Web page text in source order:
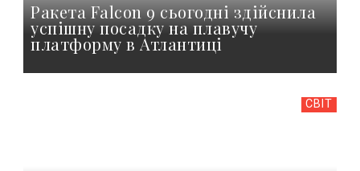
Ракета Falcon 9 сьогодні здійснила
успішну посадку на плавучу
платформу в Атлантиці
СВІТ